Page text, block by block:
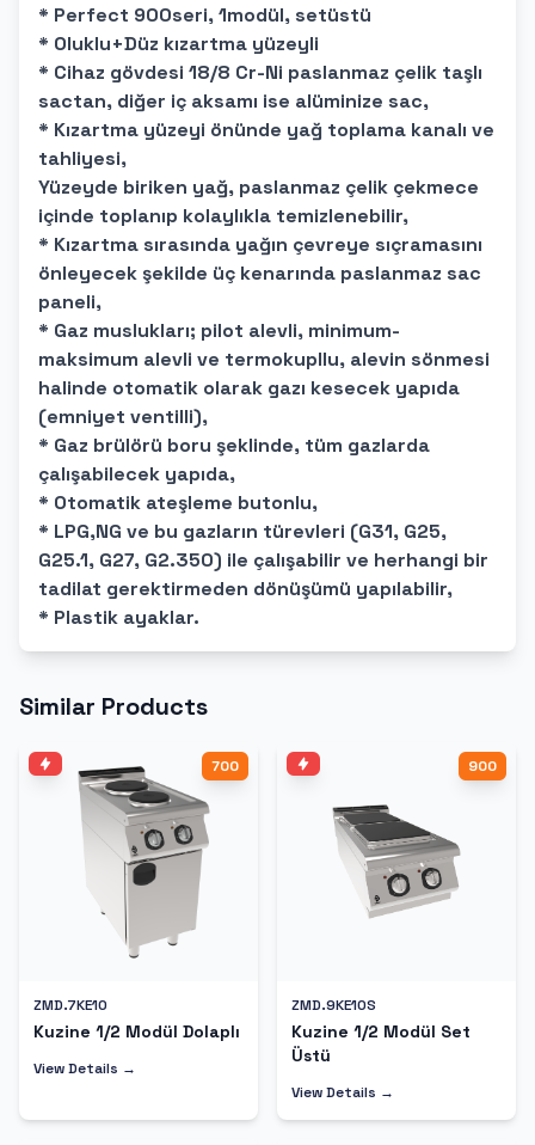
* Perfect 900seri, 1modül, setüstü
* Oluklu+Düz kızartma yüzeyli
* Cihaz gövdesi 18/8 Cr-Ni paslanmaz çelik taşlı
sactan, diğer iç aksamı ise alüminize sac,
* Kızartma yüzeyi önünde yağ toplama kanalı ve
tahliyesi,
Yüzeyde biriken yağ, paslanmaz çelik çekmece
içinde toplanıp kolaylıkla temizlenebilir,
* Kızartma sırasında yağın çevreye sıçramasını
önleyecek şekilde üç kenarında paslanmaz sac
paneli,
* Gaz muslukları; pilot alevli, minimum-
maksimum alevli ve termokupllu, alevin sönmesi
halinde otomatik olarak gazı kesecek yapıda
(emniyet ventilli),
* Gaz brülörü boru şeklinde, tüm gazlarda
çalışabilecek yapıda,
* Otomatik ateşleme butonlu,
* LPG,NG ve bu gazların türevleri (G31, G25,
G25.1, G27, G2.350) ile çalışabilir ve herhangi bir
tadilat gerektirmeden dönüşümü yapılabilir,
* Plastik ayaklar.
Similar Products
700
ZMD.7KE10
Kuzine 1/2 Modül Dolaplı
View Details →
900
ZMD.9KE10S
Kuzine 1/2 Modül Set
Üstü
View Details →